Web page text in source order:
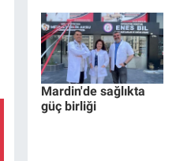
Mardin'de sağlıkta
güç birliği